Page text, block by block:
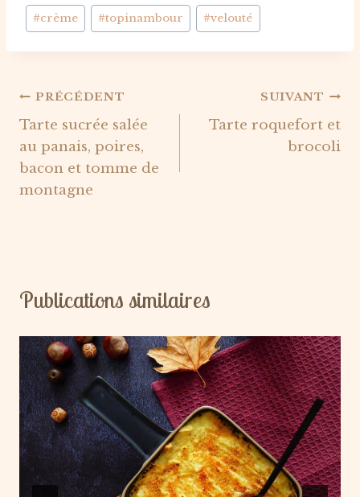
Étiquettes
de
la
#crème #topinambour #velouté
Navigation
de
l’article
PRÉCÉDENT
Tarte sucrée salée
au panais, poires,
bacon et tomme de
montagne
SUIVANT
Tarte roquefort et
brocoli
Publications similaires